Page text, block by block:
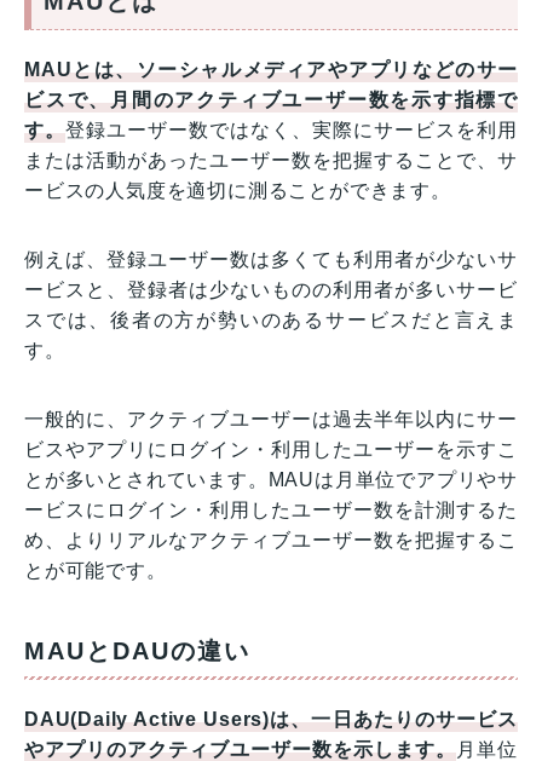
MAUとは、ソーシャルメディアやアプリなどのサー
ビスで、月間のアクティブユーザー数を示す指標で
す。登録ユーザー数ではなく、実際にサービスを利用
または活動があったユーザー数を把握することで、サ
ービスの人気度を適切に測ることができます。
例えば、登録ユーザー数は多くても利用者が少ないサ
ービスと、登録者は少ないものの利用者が多いサービ
スでは、後者の方が勢いのあるサービスだと言えま
す。
一般的に、アクティブユーザーは過去半年以内にサー
ビスやアプリにログイン・利用したユーザーを示すこ
とが多いとされています。MAUは月単位でアプリやサ
ービスにログイン・利用したユーザー数を計測するた
め、よりリアルなアクティブユーザー数を把握するこ
とが可能です。
MAUとDAUの違い
DAU(Daily Active Users)は、一日あたりのサービス
やアプリのアクティブユーザー数を示します。月単位